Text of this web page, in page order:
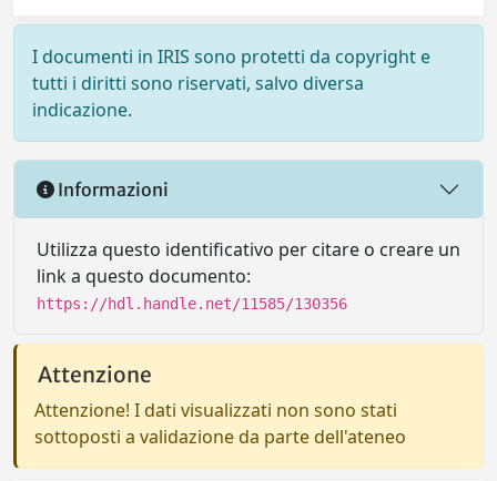
I documenti in IRIS sono protetti da copyright e
tutti i diritti sono riservati, salvo diversa
indicazione.
Informazioni
Utilizza questo identificativo per citare o creare un
link a questo documento:
https://hdl.handle.net/11585/130356
Attenzione
Attenzione! I dati visualizzati non sono stati
sottoposti a validazione da parte dell'ateneo